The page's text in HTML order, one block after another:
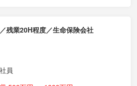
残業20H程度／生命保険会社
員